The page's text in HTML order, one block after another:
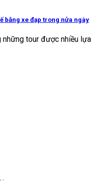
bằng xe đạp trong nửa ngày
những tour được nhiều lựa